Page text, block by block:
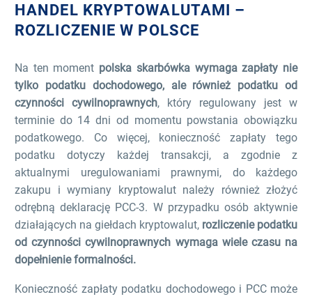
HANDEL KRYPTOWALUTAMI –
ROZLICZENIE W POLSCE
Na ten moment polska skarbówka wymaga zapłaty nie
tylko podatku dochodowego, ale również podatku od
czynności cywilnoprawnych, który regulowany jest w
terminie do 14 dni od momentu powstania obowiązku
podatkowego. Co więcej, konieczność zapłaty tego
podatku dotyczy każdej transakcji, a zgodnie z
aktualnymi uregulowaniami prawnymi, do każdego
zakupu i wymiany kryptowalut należy również złożyć
odrębną deklarację PCC-3. W przypadku osób aktywnie
działających na giełdach kryptowalut, rozliczenie podatku
od czynności cywilnoprawnych wymaga wiele czasu na
dopełnienie formalności.
Konieczność zapłaty podatku dochodowego i PCC może